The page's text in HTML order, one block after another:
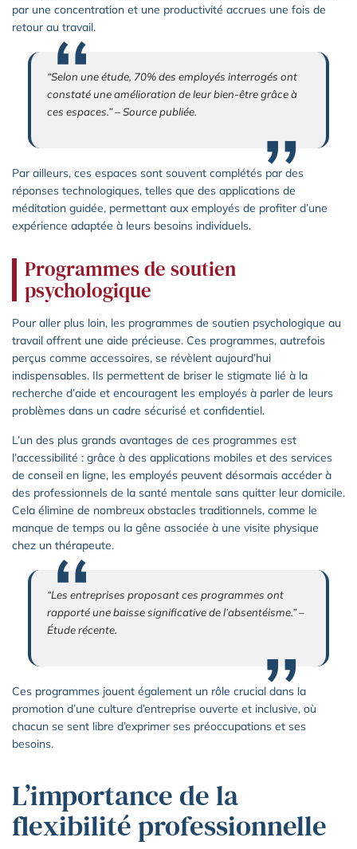
par une concentration et une productivité accrues une fois de
retour au travail.
“Selon une étude, 70% des employés interrogés ont
constaté une amélioration de leur bien-être grâce à
ces espaces.” – Source publiée.
Par ailleurs, ces espaces sont souvent complétés par des
réponses technologiques, telles que des applications de
méditation guidée, permettant aux employés de profiter d’une
expérience adaptée à leurs besoins individuels.
Programmes de soutien
psychologique
Pour aller plus loin, les programmes de soutien psychologique au
travail offrent une aide précieuse. Ces programmes, autrefois
perçus comme accessoires, se révèlent aujourd’hui
indispensables. Ils permettent de briser le stigmate lié à la
recherche d’aide et encouragent les employés à parler de leurs
problèmes dans un cadre sécurisé et confidentiel.
L’un des plus grands avantages de ces programmes est
l’accessibilité : grâce à des applications mobiles et des services
de conseil en ligne, les employés peuvent désormais accéder à
des professionnels de la santé mentale sans quitter leur domicile.
Cela élimine de nombreux obstacles traditionnels, comme le
manque de temps ou la gêne associée à une visite physique
chez un thérapeute.
“Les entreprises proposant ces programmes ont
rapporté une baisse significative de l’absentéisme.” –
Étude récente.
Ces programmes jouent également un rôle crucial dans la
promotion d’une culture d’entreprise ouverte et inclusive, où
chacun se sent libre d’exprimer ses préoccupations et ses
besoins.
L’importance de la
flexibilité professionnelle